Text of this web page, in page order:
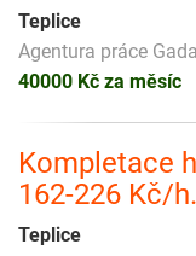
Teplice
Agentura práce
40000 Kč za měsíc
Kompletace
162-226 Kč/
Teplice